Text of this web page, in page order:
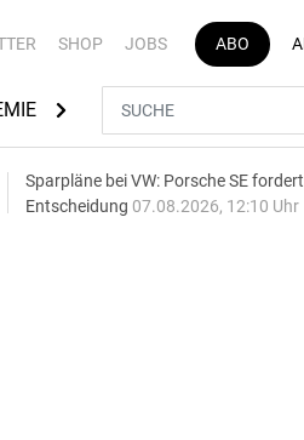
SHOP JOBS ABO
AUTOMARKEN
Sparpläne bei VW: Porsche SE
Entscheidung 07.08.2026, 12:10 Uhr